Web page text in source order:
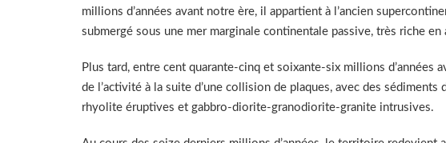
millions d’années avant notre ère, il appartient à l’ancien
submergé sous une mer marginale continentale passive, très riche
Plus tard, entre cent quarante-cinq et soixante-six millions d’années
de l’activité à la suite d’une collision de plaques, avec des
rhyolite éruptives et gabbro-diorite-granodiorite-granite intrusives.